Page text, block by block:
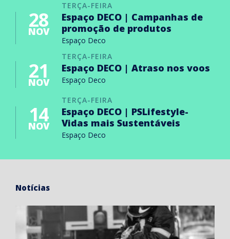
TERÇA-FEIRA
28
NOV
Espaço DECO | Campanhas de
promoção de produtos
Espaço Deco
TERÇA-FEIRA
21
NOV
Espaço DECO | Atraso nos voos
Espaço Deco
TERÇA-FEIRA
14
NOV
Espaço DECO | PSLifestyle-
Vidas mais Sustentáveis
Espaço Deco
Notícias